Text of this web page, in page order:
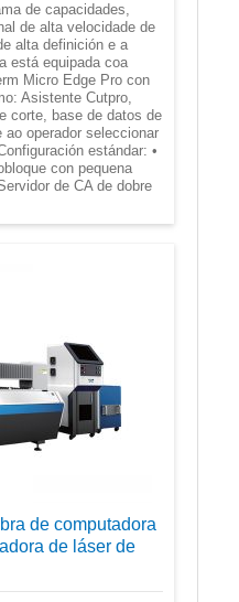
de capacidades,
de alta velocidade de
alta definición e a
está equipada coa
Micro Edge Pro con
Asistente Cutpro,
corte, base de datos de
ao operador seleccionar
estándar: •
con pequena
de CA de dobre
de computadora
de láser de